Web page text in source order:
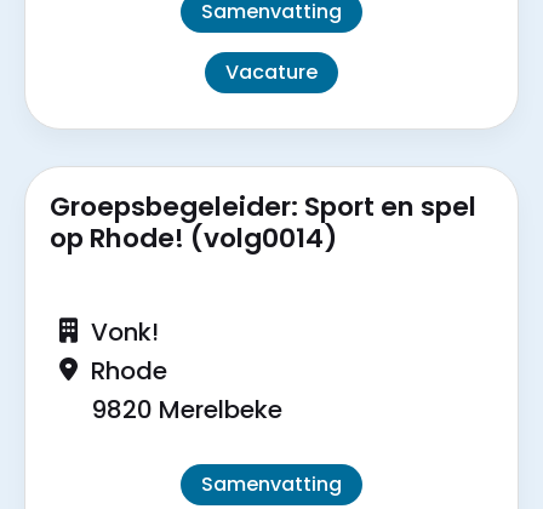
Samenvatting
Vacature
Groepsbegeleider: Sport en spel
op Rhode! (volg0014)
Vonk!
Rhode
9820 Merelbeke
Samenvatting